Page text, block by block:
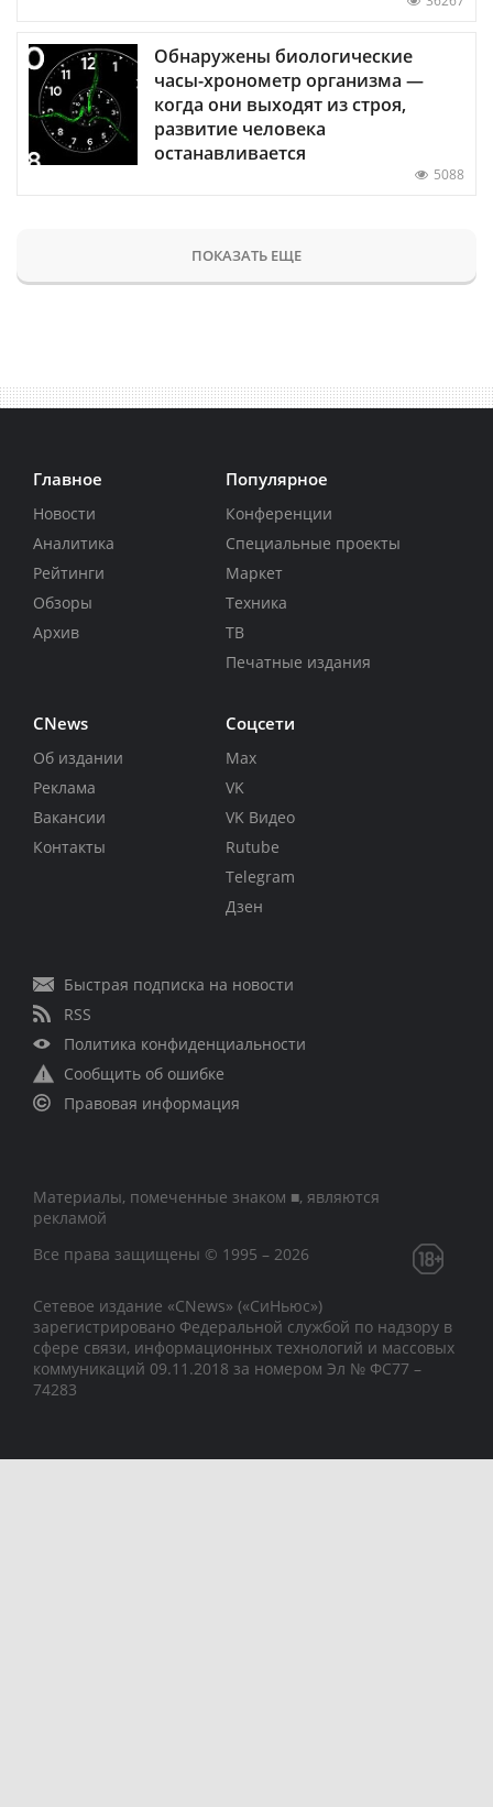
Обнаружены биологические
часы-хронометр организма —
когда они выходят из строя,
развитие человека
останавливается
5088
ПОКАЗАТЬ ЕЩЕ
Главное
Новости
Аналитика
Рейтинги
Обзоры
Архив
Популярное
Конференции
Специальные проекты
Маркет
Техника
ТВ
Печатные издания
CNews
Об издании
Реклама
Вакансии
Контакты
Соцсети
Max
VK
VK Видео
Rutube
Telegram
Дзен
Быстрая подписка на новости
RSS
Политика конфиденциальности
Сообщить об ошибке
Правовая информация
Материалы, помеченные знаком ■, являются
рекламой
Все права защищены © 1995 – 2026
Сетевое издание «CNews» («СиНьюс»)
зарегистрировано Федеральной службой по надзору в
сфере связи, информационных технологий и массовых
коммуникаций 09.11.2018 за номером Эл № ФС77 –
74283